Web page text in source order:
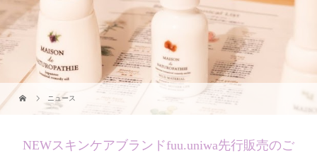
ニュース
NEWスキンケアブランドfuu.uniwa先行販売のご